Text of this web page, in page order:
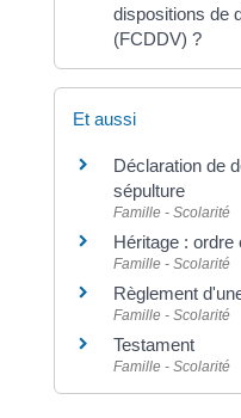
dispositions de
(FCDDV) ?
Et aussi
Déclaration de
sépulture
Famille - Scolarité
Héritage : ordre
Famille - Scolarité
Règlement
Famille - Scolarité
Testament
Famille - Scolarité